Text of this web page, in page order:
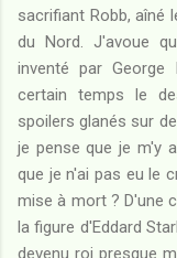
sacrifiant Robb, aîné
du Nord. J'avoue
inventé par George
certain temps le
spoilers glanés sur
je pense que je m'y
que je n'ai pas eu le
mise à mort ? D'une
la figure d'Eddard
devenu roi presque